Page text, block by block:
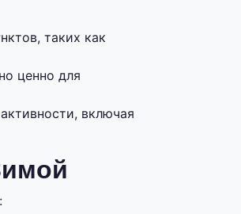
таких как
ценно для
включая